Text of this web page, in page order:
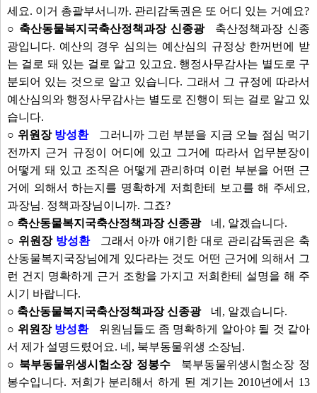
세요. 이거 총괄부서니까. 관리감독권은 또 어디 있는 거예요?
○ 축산동물복지국축산정책과장 신종광
축산정책과장 신종
광입니다. 예산의 경우 심의는 예산심의 규정상 한꺼번에 받
는 걸로 돼 있는 걸로 알고 있고요. 행정사무감사는 별도로 구
분되어 있는 것으로 알고 있습니다. 그래서 그 규정에 따라서
예산심의와 행정사무감사는 별도로 진행이 되는 걸로 알고 있
습니다.
○ 위원장 방성환
그러니까 그런 부분을 지금 오늘 점심 먹기
전까지 근거 규정이 어디에 있고 그거에 따라서 업무분장이
어떻게 돼 있고 조직은 어떻게 관리하며 이런 부분을 어떤 근
거에 의해서 하는지를 명확하게 저희한테 보고를 해 주세요,
과장님. 정책과장님이니까. 그죠?
○ 축산동물복지국축산정책과장 신종광
네, 알겠습니다.
○ 위원장 방성환
그래서 아까 얘기한 대로 관리감독권은 축
산동물복지국장님에게 있다라는 것도 어떤 근거에 의해서 그
런 건지 명확하게 근거 조항을 가지고 저희한테 설명을 해 주
시기 바랍니다.
○ 축산동물복지국축산정책과장 신종광
네, 알겠습니다.
○ 위원장 방성환
위원님들도 좀 명확하게 알아야 될 것 같아
서 제가 설명드렸어요. 네, 북부동물위생 소장님.
○ 북부동물위생시험소장 정봉수
북부동물위생시험소장 정
봉수입니다. 저희가 분리해서 하게 된 계기는 2010년에서 13